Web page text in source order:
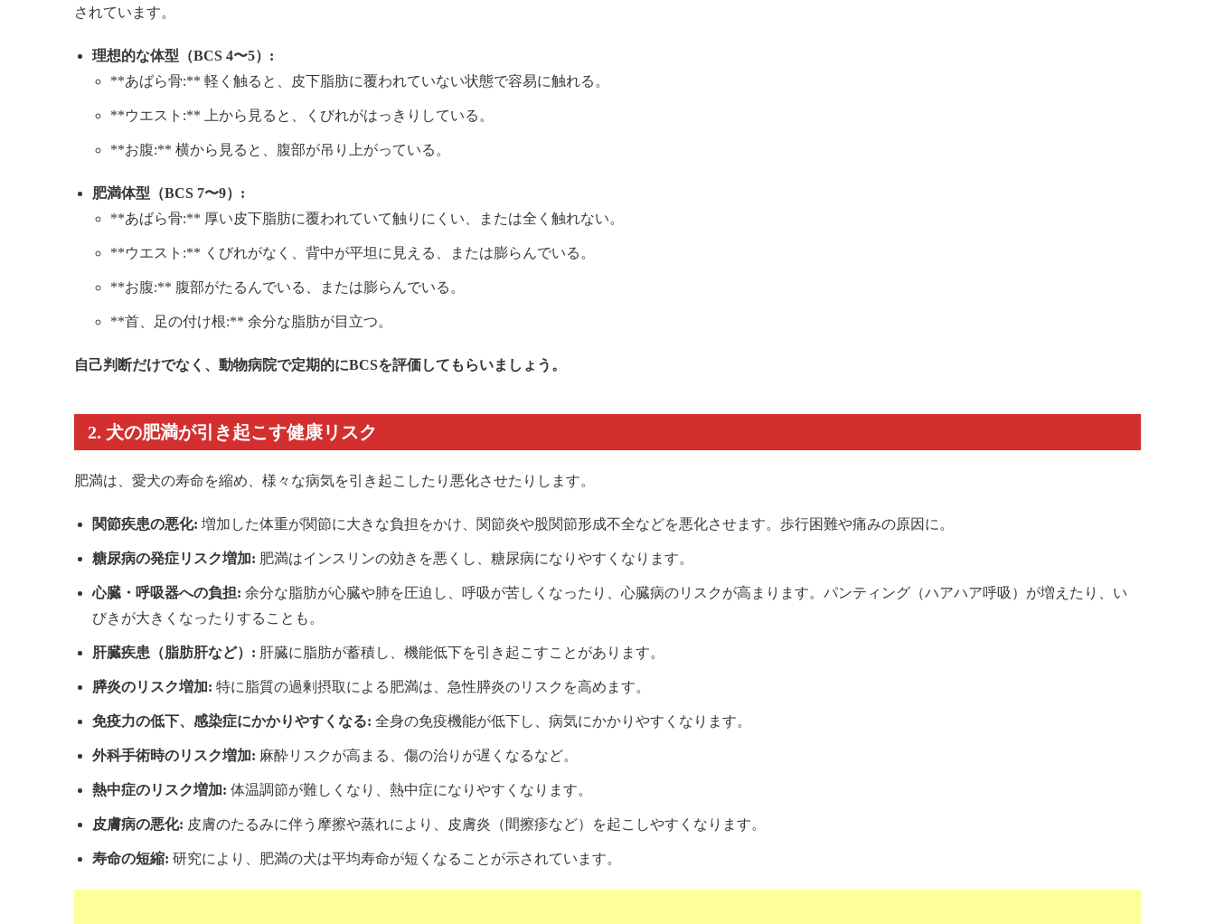
されています。
理想的な体型（BCS 4〜5）:
**あばら骨:** 軽く触ると、皮下脂肪に覆われていない状態で容易に触れる。
**ウエスト:** 上から見ると、くびれがはっきりしている。
**お腹:** 横から見ると、腹部が吊り上がっている。
肥満体型（BCS 7〜9）:
**あばら骨:** 厚い皮下脂肪に覆われていて触りにくい、または全く触れない。
**ウエスト:** くびれがなく、背中が平坦に見える、または膨らんでいる。
**お腹:** 腹部がたるんでいる、または膨らんでいる。
**首、足の付け根:** 余分な脂肪が目立つ。
自己判断だけでなく、動物病院で定期的にBCSを評価してもらいましょう。
2. 犬の肥満が引き起こす健康リスク
肥満は、愛犬の寿命を縮め、様々な病気を引き起こしたり悪化させたりします。
関節疾患の悪化: 増加した体重が関節に大きな負担をかけ、関節炎や股関節形成不全などを悪化させます。歩行困難や痛みの原因に。
糖尿病の発症リスク増加: 肥満はインスリンの効きを悪くし、糖尿病になりやすくなります。
心臓・呼吸器への負担: 余分な脂肪が心臓や肺を圧迫し、呼吸が苦しくなったり、心臓病のリスクが高まります。パンティング（ハアハア呼吸）が増えたり、い
びきが大きくなったりすることも。
肝臓疾患（脂肪肝など）: 肝臓に脂肪が蓄積し、機能低下を引き起こすことがあります。
膵炎のリスク増加: 特に脂質の過剰摂取による肥満は、急性膵炎のリスクを高めます。
免疫力の低下、感染症にかかりやすくなる: 全身の免疫機能が低下し、病気にかかりやすくなります。
外科手術時のリスク増加: 麻酔リスクが高まる、傷の治りが遅くなるなど。
熱中症のリスク増加: 体温調節が難しくなり、熱中症になりやすくなります。
皮膚病の悪化: 皮膚のたるみに伴う摩擦や蒸れにより、皮膚炎（間擦疹など）を起こしやすくなります。
寿命の短縮: 研究により、肥満の犬は平均寿命が短くなることが示されています。